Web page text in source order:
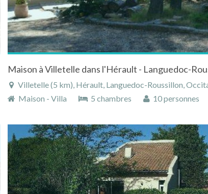
Villetelle (5 km), Hérault, Languedoc-Roussillon,
Maison - Villa
5 chambres 10 personnes